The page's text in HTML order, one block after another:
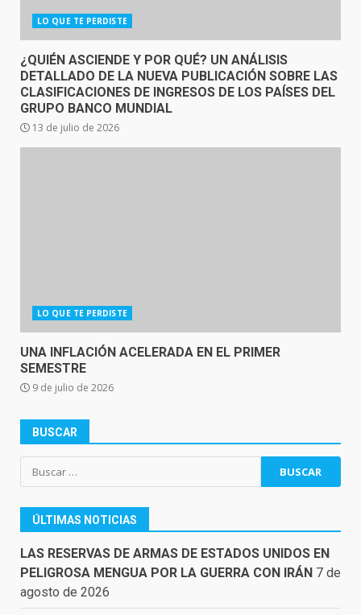
LO QUE TE PERDISTE
¿QUIÉN ASCIENDE Y POR QUÉ? UN ANÁLISIS
DETALLADO DE LA NUEVA PUBLICACIÓN SOBRE LAS
CLASIFICACIONES DE INGRESOS DE LOS PAÍSES DEL
GRUPO BANCO MUNDIAL
13 de julio de 2026
LO QUE TE PERDISTE
UNA INFLACIÓN ACELERADA EN EL PRIMER
SEMESTRE
9 de julio de 2026
BUSCAR
Buscar:
ÚLTIMAS NOTICIAS
LAS RESERVAS DE ARMAS DE ESTADOS UNIDOS EN
PELIGROSA MENGUA POR LA GUERRA CON IRÁN 7 de
agosto de 2026